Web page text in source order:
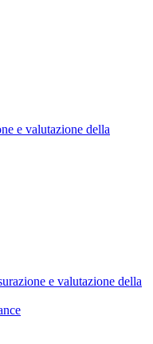
e valutazione della
e valutazione della